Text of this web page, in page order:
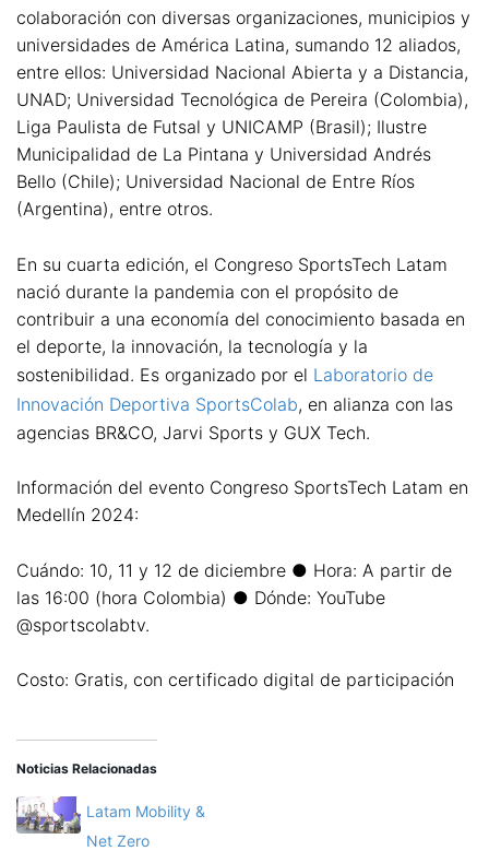
colaboración con diversas organizaciones, municipios y
universidades de América Latina, sumando 12 aliados,
entre ellos: Universidad Nacional Abierta y a Distancia,
UNAD; Universidad Tecnológica de Pereira (Colombia),
Liga Paulista de Futsal y UNICAMP (Brasil); Ilustre
Municipalidad de La Pintana y Universidad Andrés
Bello (Chile); Universidad Nacional de Entre Ríos
(Argentina), entre otros.
En su cuarta edición, el Congreso SportsTech Latam
nació durante la pandemia con el propósito de
contribuir a una economía del conocimiento basada en
el deporte, la innovación, la tecnología y la
sostenibilidad. Es organizado por el Laboratorio de
Innovación Deportiva SportsColab, en alianza con las
agencias BR&CO, Jarvi Sports y GUX Tech.
Información del evento Congreso SportsTech Latam en
Medellín 2024:
Cuándo: 10, 11 y 12 de diciembre ● Hora: A partir de
las 16:00 (hora Colombia) ● Dónde: YouTube
@sportscolabtv.
Costo: Gratis, con certificado digital de participación
Noticias Relacionadas
Latam Mobility &
Net Zero